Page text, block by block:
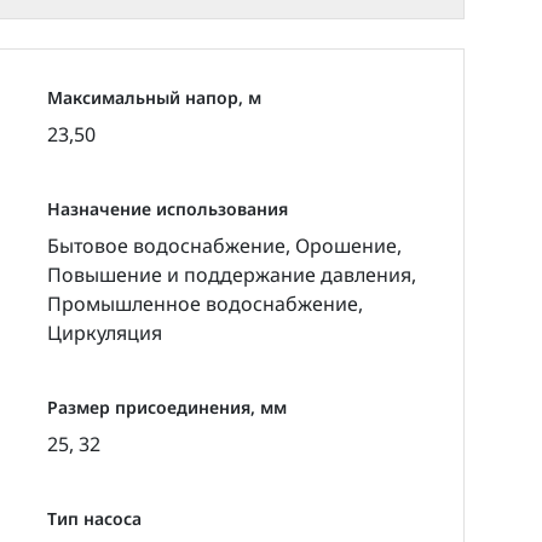
жидкости.
применять приводной двигатель с
рядом факторов, среди которых
Максимальный напор, м
23,50
Назначение использования
Бытовое водоснабжение, Орошение,
Повышение и поддержание давления,
Промышленное водоснабжение,
Циркуляция
Размер присоединения, мм
25, 32
Тип насоса